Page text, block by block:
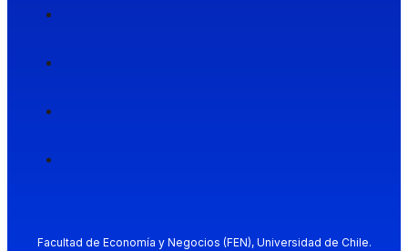
Facultad de Economía y Negocios (FEN), Universidad de Chile.